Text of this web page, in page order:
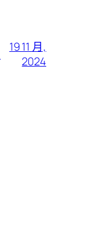
19 11 月,
2024